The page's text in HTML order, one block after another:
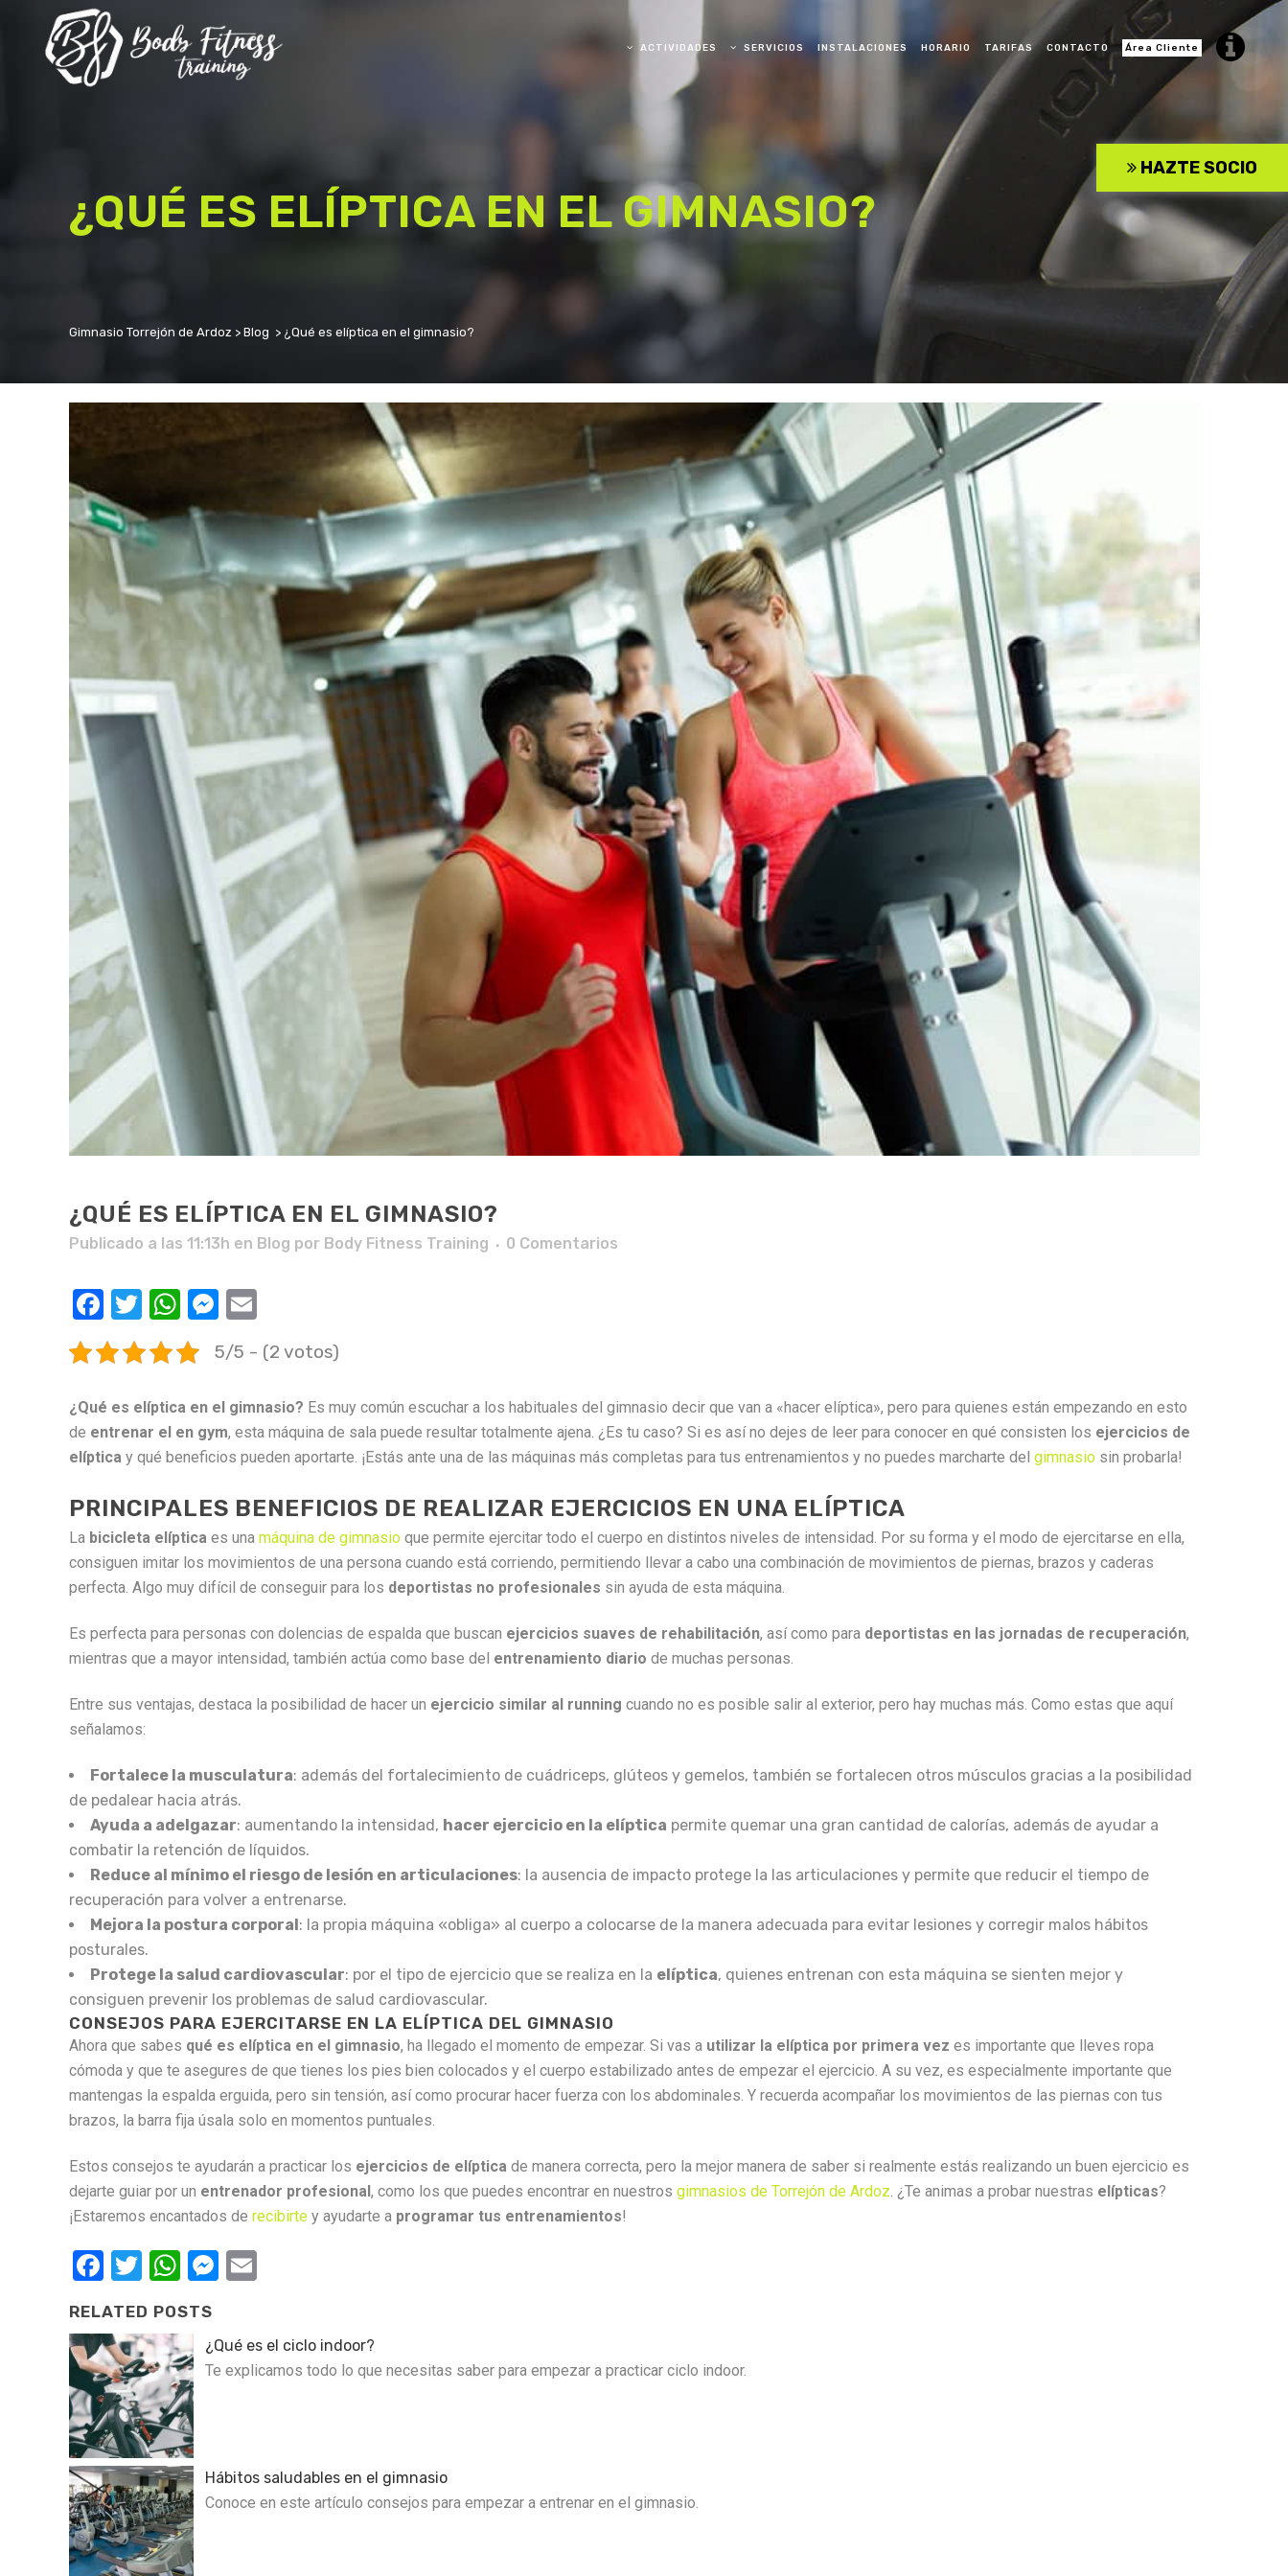
ACTIVIDADES
GLOBAL TRAINING
CORE
CICLO INDOOR
BF DANCE YOGA
KARATE KIDS
BAILE MODERNO
BAILE URBANO ADULTO
RITMOS LATINOS
SERVICIOS INSTALACIONES HORARIO TARIFAS CONTACTO Área Cliente
¿QUÉ ES ELÍPTICA EN EL GIMNASIO?
Gimnasio Torrejón de Ardoz > Blog > ¿Qué es elíptica en el gimnasio?
¿QUÉ ES ELÍPTICA EN EL GIMNASIO?
Publicado a las 11:13h en Blog por Body Fitness Training 0 Comentarios
Facebook
Twitter
WhatsApp
Messenger
5/5 - (2 votos)
¿Qué es elíptica en el gimnasio? Es muy común escuchar a los habituales del gimnasio decir que van a «hacer elíptica», pero para quienes están empezando en esto
de entrenar el en gym, esta máquina de sala puede resultar totalmente ajena. ¿Es tu caso? Si es así no dejes de leer para conocer en qué consisten los ejercicios de
elíptica y qué beneficios pueden aportarte. ¡Estás ante una de las máquinas más completas para tus entrenamientos y no puedes marcharte del gimnasio sin probarla!
PRINCIPALES BENEFICIOS DE REALIZAR EJERCICIOS EN UNA ELÍPTICA
La bicicleta elíptica es una máquina de gimnasio que permite ejercitar todo el cuerpo en distintos niveles de intensidad. Por su forma y el modo de ejercitarse en ella,
consiguen imitar los movimientos de una persona cuando está corriendo, permitiendo llevar a cabo una combinación de movimientos de piernas, brazos y caderas
perfecta. Algo muy difícil de conseguir para los deportistas no profesionales sin ayuda de esta máquina.
Es perfecta para personas con dolencias de espalda que buscan ejercicios suaves de rehabilitación, así como para deportistas en las jornadas de recuperación,
mientras que a mayor intensidad, también actúa como base del entrenamiento diario de muchas personas.
Entre sus ventajas, destaca la posibilidad de hacer un ejercicio similar al running cuando no es posible salir al exterior, pero hay muchas más. Como estas que aquí
señalamos:
Fortalece la musculatura: además del fortalecimiento de cuádriceps, glúteos y gemelos, también se fortalecen otros músculos gracias a la posibilidad
de pedalear hacia atrás.
Ayuda a adelgazar: aumentando la intensidad, hacer ejercicio en la elíptica permite quemar una gran cantidad de calorías, además de ayudar a
combatir la retención de líquidos.
Reduce al mínimo el riesgo de lesión en articulaciones: la ausencia de impacto protege la las articulaciones y permite que reducir el tiempo de
recuperación para volver a entrenarse.
Mejora la postura corporal : la propia máquina «obliga» al cuerpo a colocarse de la manera adecuada para evitar lesiones y corregir malos hábitos
posturales.
Protege la salud cardiovascular: por el tipo de ejercicio que se realiza en la elíptica, quienes entrenan con esta máquina se sienten mejor y
consiguen prevenir los problemas de salud cardiovascular.
CONSEJOS PARA EJERCITARSE EN LA ELÍPTICA DEL GIMNASIO
Ahora que sabes qué es elíptica en el gimnasio, ha llegado el momento de empezar. Si vas a utilizar la elíptica por primera vez es importante que lleves ropa
cómoda y que te asegures de que tienes los pies bien colocados y el cuerpo estabilizado antes de empezar el ejercicio. A su vez, es especialmente importante que
mantengas la espalda erguida, pero sin tensión, así como procurar hacer fuerza con los abdominales. Y recuerda acompañar los movimientos de las piernas con tus
brazos, la barra fija úsala solo en momentos puntuales.
Estos consejos te ayudarán a practicar los ejercicios de elíptica de manera correcta, pero la mejor manera de saber si realmente estás realizando un buen ejercicio es
dejarte guiar por un entrenador profesional , como los que puedes encontrar en nuestros gimnasios de Torrejón de Ardoz. ¿Te animas a probar nuestras elípticas?
¡Estaremos encantados de recibirte y ayudarte a programar tus entrenamientos!
Facebook
Twitter
WhatsApp
Messenger
RELATED POSTS
¿Qué es el ciclo indoor?
Te explicamos todo lo que necesitas saber para empezar a practicar ciclo indoor.
Hábitos saludables en el gimnasio
Conoce en este artículo consejos para empezar a entrenar en el gimnasio.
HAZTE SOCIO